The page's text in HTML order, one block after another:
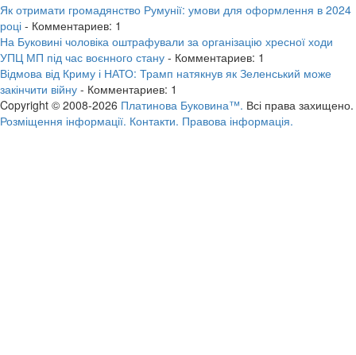
Як отримати громадянство Румунії: умови для оформлення в 2024
році - Комментариев: 1
На Буковині чоловіка оштрафували за організацію хресної ходи
УПЦ МП під час воєнного стану - Комментариев: 1
Відмова від Криму і НАТО: Трамп натякнув як Зеленський може
закінчити війну - Комментариев: 1
Copyright © 2008-2026 Платинова Буковина™. Всі права захищено.
Розміщення інформації. Контакти. Правова інформація.